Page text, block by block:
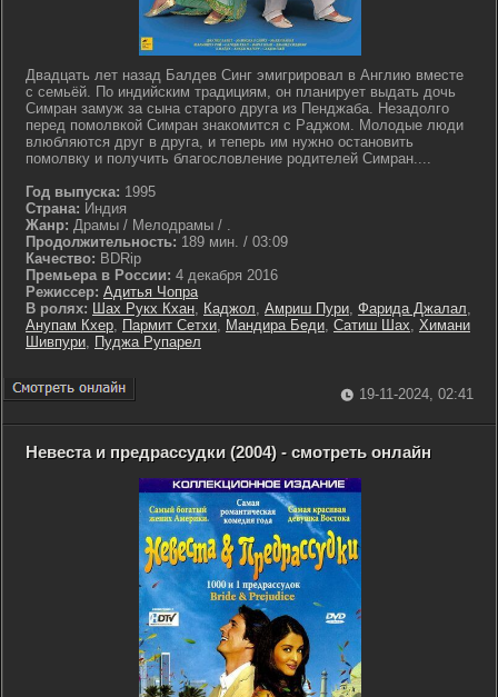
Двадцать лет назад Балдев Синг эмигрировал в Англию вместе
с семьёй. По индийским традициям, он планирует выдать дочь
Симран замуж за сына старого друга из Пенджаба. Незадолго
перед помолвкой Симран знакомится с Раджом. Молодые люди
влюбляются друг в друга, и теперь им нужно остановить
помолвку и получить благословление родителей Симран....
Год выпуска: 1995
Страна: Индия
Жанр: Драмы / Мелодрамы / .
Продолжительность: 189 мин. / 03:09
Качество: BDRip
Премьера в России: 4 декабря 2016
Режиссер: Адитья Чопра
В ролях: Шах Рукх Кхан, Каджол, Амриш Пури, Фарида Джалал,
Анупам Кхер, Пармит Сетхи, Мандира Беди, Сатиш Шах, Химани
Шивпури, Пуджа Рупарел
19-11-2024, 02:41
Невеста и предрассудки (2004) - смотреть онлайн